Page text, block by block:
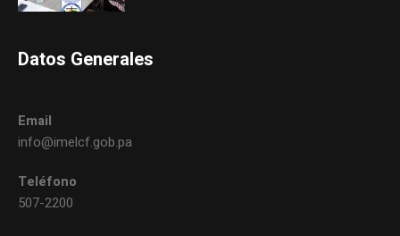
Datos Generales
Email
info@imelcf.gob.pa
Teléfono
507-2200